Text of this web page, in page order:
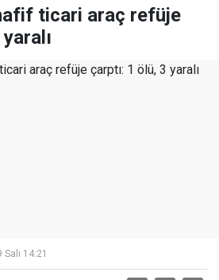
ticari araç refüje
14:21